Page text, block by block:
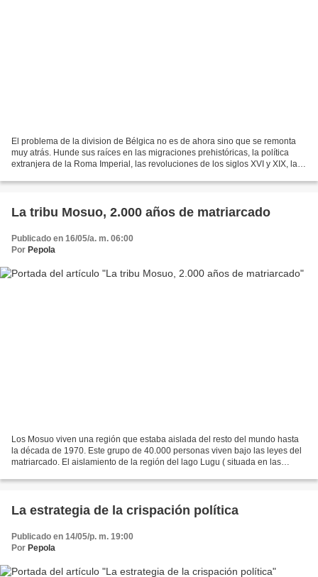
El problema de la division de Bélgica no es de ahora sino que se remonta
muy atrás. Hunde sus raíces en las migraciones prehistóricas, la política
extranjera de la Roma Imperial, las revoluciones de los siglos XVI y XIX, las
La tribu Mosuo, 2.000 años de matriarcado
Publicado en 16/05/a. m. 06:00
Por Pepola
Los Mosuo viven una región que estaba aislada del resto del mundo hasta
la década de 1970. Este grupo de 40.000 personas viven bajo las leyes del
matriarcado. El aislamiento de la región del lago Lugu ( situada en las
La estrategia de la crispación política
Publicado en 14/05/p. m. 19:00
Por Pepola